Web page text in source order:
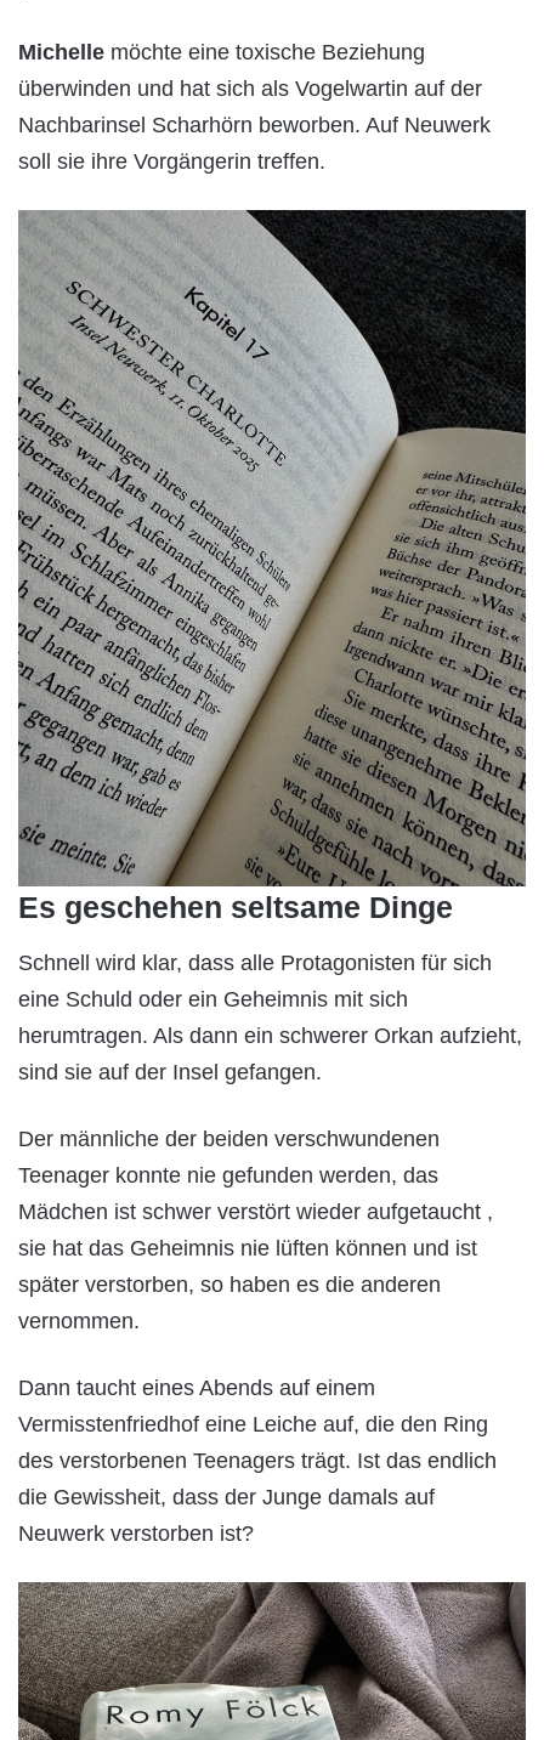
Michelle möchte eine toxische Beziehung
überwinden und hat sich als Vogelwartin auf der
Nachbarinsel Scharhörn beworben. Auf Neuwerk
soll sie ihre Vorgängerin treffen.
Es geschehen seltsame Dinge
Schnell wird klar, dass alle Protagonisten für sich
eine Schuld oder ein Geheimnis mit sich
herumtragen. Als dann ein schwerer Orkan aufzieht,
sind sie auf der Insel gefangen.
Der männliche der beiden verschwundenen
Teenager konnte nie gefunden werden, das
Mädchen ist schwer verstört wieder aufgetaucht ,
sie hat das Geheimnis nie lüften können und ist
später verstorben, so haben es die anderen
vernommen.
Dann taucht eines Abends auf einem
Vermisstenfriedhof eine Leiche auf, die den Ring
des verstorbenen Teenagers trägt. Ist das endlich
die Gewissheit, dass der Junge damals auf
Neuwerk verstorben ist?